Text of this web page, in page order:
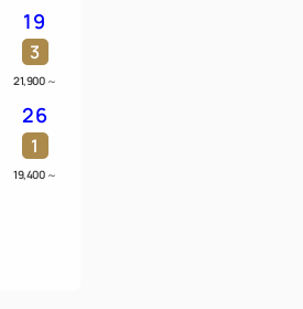
19
3
21,900 ～
26
1
19,400 ～